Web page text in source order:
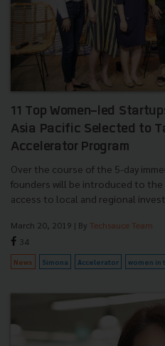
11 Top Women-led
Asia Pacific Selected to
Accelerator Program
Over the course of the 5-day
founders will be introduced to
access to local and regional
March 20, 2019 | By Techsauce Team
34
News Simona Accelerator women in